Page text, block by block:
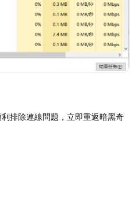
排除連線問題，立即重返暗黑奇